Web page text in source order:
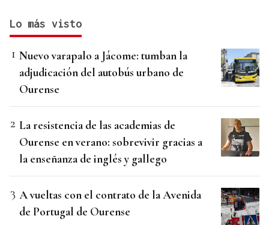
Lo más visto
Nuevo varapalo a Jácome: tumban la
adjudicación del autobús urbano de
Ourense
La resistencia de las academias de
Ourense en verano: sobrevivir gracias a
la enseñanza de inglés y gallego
A vueltas con el contrato de la Avenida
de Portugal de Ourense